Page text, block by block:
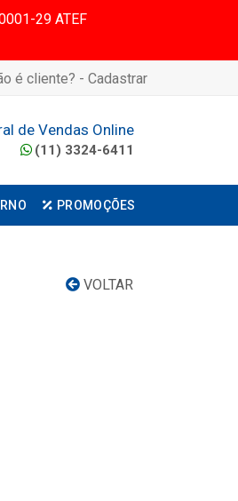
29 ATEF
é cliente? - Cadastrar
de Vendas Online
(11) 3324-6411
PROMOÇÕES
VOLTAR